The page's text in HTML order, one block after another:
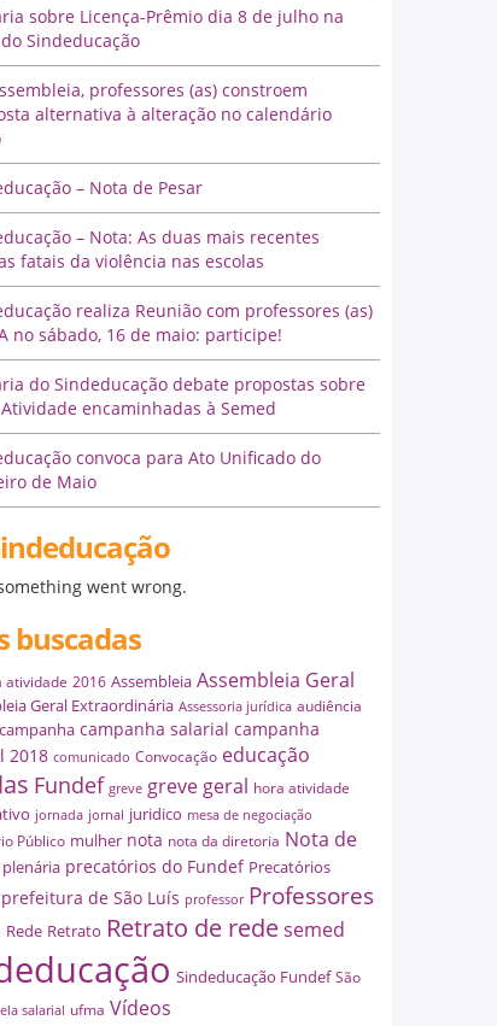
sobre Licença-Prêmio dia 8 de julho na
Sindeducação
professores (as) constroem
alternativa à alteração no calendário
– Nota de Pesar
– Nota: As duas mais recentes
fatais da violência nas escolas
realiza Reunião com professores (as)
no sábado, 16 de maio: participe!
do Sindeducação debate propostas sobre
encaminhadas à Semed
convoca para Ato Unificado do
de Maio
went wrong.
buscadas
atividade 2016 Assembleia Assembleia Geral
Geral Extraordinária Assessoria jurídica audiência
campanha campanha salarial campanha
2018 comunicado Convocação educação
Fundef greve greve geral hora atividade
jornada jornal juridico mesa de negociação
Público mulher nota nota da diretoria Nota de
plenária precatórios do Fundef Precatórios
prefeitura de São Luís professor Professores
Rede Retrato Retrato de redesemed
Sindeducação Fundef São
salarial ufma Vídeos